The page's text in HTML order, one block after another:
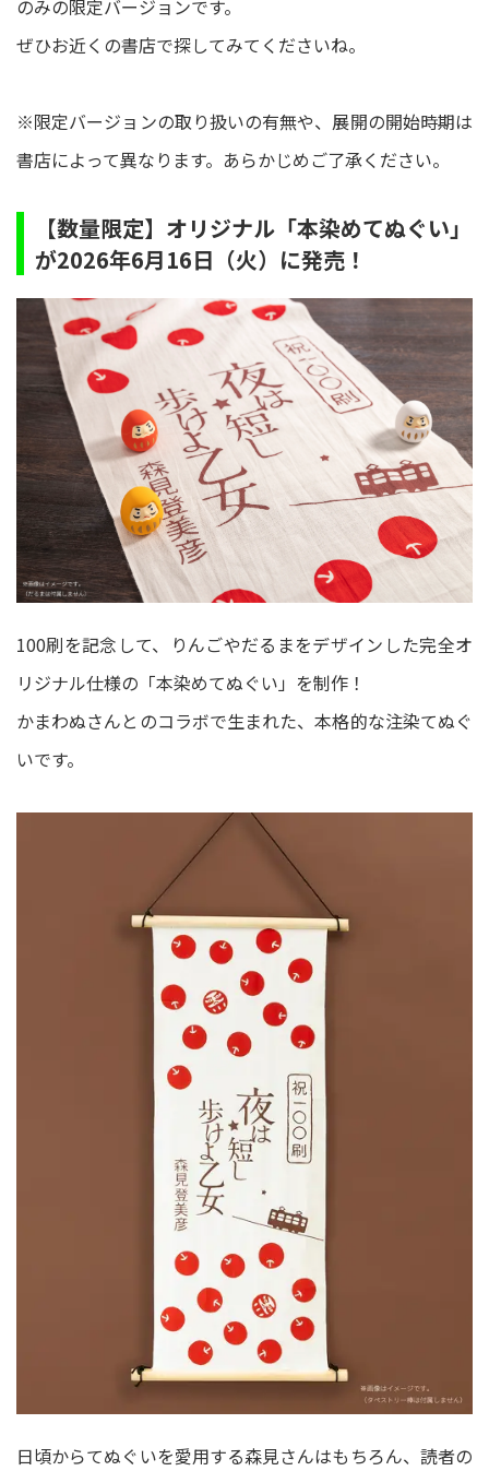
のみの限定バージョンです。
ぜひお近くの書店で探してみてくださいね。
※限定バージョンの取り扱いの有無や、展開の開始時期は
書店によって異なります。あらかじめご了承ください。
【数量限定】オリジナル「本染めてぬぐい」
が2026年6月16日（火）に発売！
100刷を記念して、りんごやだるまをデザインした完全オ
リジナル仕様の「本染めてぬぐい」を制作！
かまわぬさんとのコラボで生まれた、本格的な注染てぬぐ
いです。
日頃からてぬぐいを愛用する森見さんはもちろん、読者の